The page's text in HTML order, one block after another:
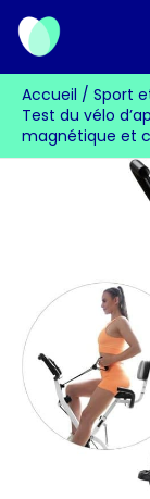
Aller
contenu
Accueil
Sport
Test du vélo
magnétique et